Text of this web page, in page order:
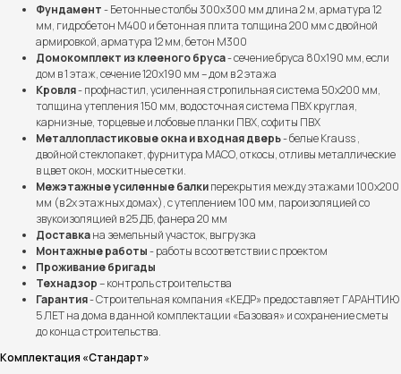
Фундамент- Бетонные столбы 300х300 мм длина 2 м, арматура 12
мм, гидробетон М400 и бетонная плита толщина 200 мм с двойной
армировкой, арматура 12 мм, бетон М300
Домокомплект из клееного бруса- сечение бруса 80х190 мм, если
дом в 1 этаж, сечение 120х190 мм – дом в 2 этажа
Кровля- профнастил, усиленная стропильная система 50х200 мм,
толщина утепления 150 мм, водосточная система ПВХ круглая,
карнизные, торцевые и лобовые планки ПВХ, софиты ПВХ
Металлопластиковые окна и входная дверь- белые Krauss ,
двойной стеклопакет, фурнитура МАСО, откосы, отливы металлические
в цвет окон, москитные сетки.
Межэтажные усиленные балкиперекрытия между этажами 100х200
мм (в 2х этажных домах), с утеплением 100 мм, пароизоляцией со
звукоизоляцией в 25 ДБ, фанера 20 мм
Доставкана земельный участок, выгрузка
Монтажные работы- работы в соответствии с проектом
Проживание бригады
Технадзор– контроль строительства
Гарантия- Строительная компания «КЕДР» предоставляет ГАРАНТИЮ
5 ЛЕТ на дома в данной комплектации «Базовая» и сохранение сметы
до конца строительства.
Комплектация «Стандарт»